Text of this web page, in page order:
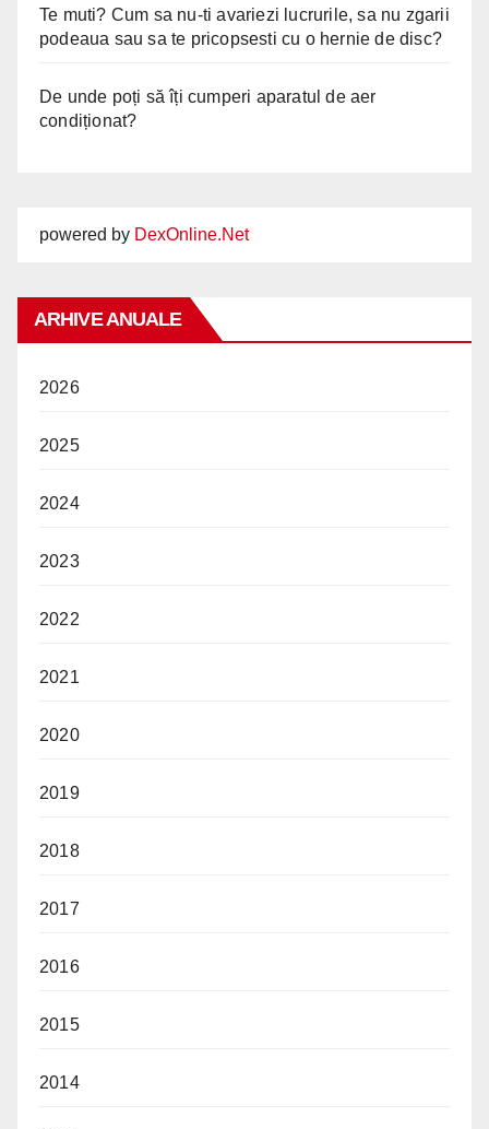
Te muti? Cum sa nu-ti avariezi lucrurile, sa nu zgarii
podeaua sau sa te pricopsesti cu o hernie de disc?
De unde poți să îți cumperi aparatul de aer
condiționat?
powered by DexOnline.Net
ARHIVE ANUALE
2026
2025
2024
2023
2022
2021
2020
2019
2018
2017
2016
2015
2014